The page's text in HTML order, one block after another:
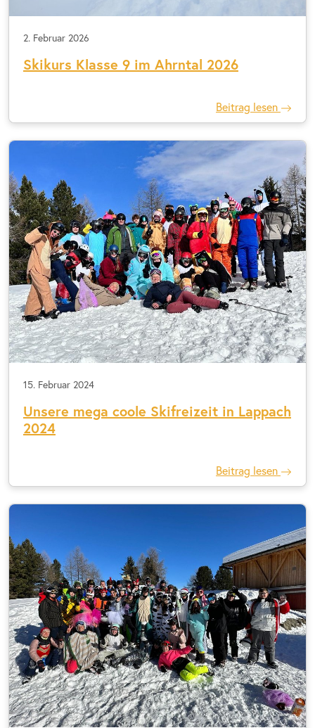
2. Februar 2026
Skikurs Klasse 9 im Ahrntal 2026
Beitrag lesen
15. Februar 2024
Unsere mega coole Skifreizeit in Lappach
2024
Beitrag lesen